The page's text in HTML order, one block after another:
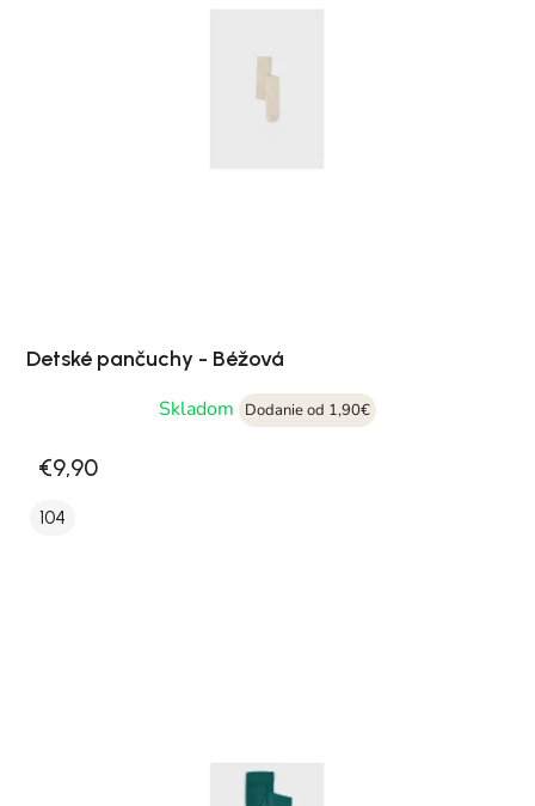
Detské pančuchy - Béžová
Skladom
Dodanie od 1,90€
€9,90
104